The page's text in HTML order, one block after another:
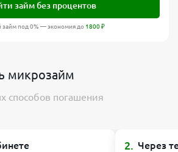
займ без процентов
займ под 0% — экономия до 1800₽
микрозайм
способов погашения
2. Через